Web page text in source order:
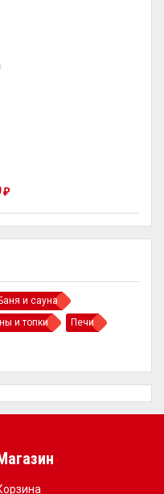
Баня и сауна
и топки
Печи
₽